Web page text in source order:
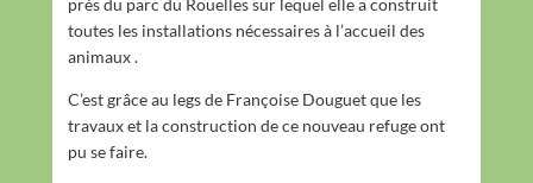
près du parc du Rouelles sur lequel elle a construit
toutes les installations nécessaires à l’accueil des
animaux .
C’est grâce au legs de Françoise Douguet que les
travaux et la construction de ce nouveau refuge ont
pu se faire.